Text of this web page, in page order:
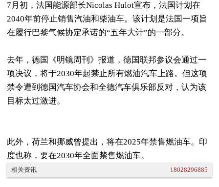
7月初，法国能源部长Nicolas Hulot宣布，法国计划在
2040年前停止销售汽油和柴油车。该计划是法国一项旨
在履行巴黎气候协定承诺的“五年大计”的一部分。
去年，德国《明镜周刊》报道，德国联邦参议会通过一
项决议，将于2030年起禁止所有燃油汽车上路。但这项
禁令遭到德国汽车协会和全德汽车俱乐部反对，认为该
目标太过激进。
此外，荷兰和挪威曾提出，将在2025年禁售燃油车。印
度也称，要在2030年全面禁售燃油车。
相关资讯 18028296885